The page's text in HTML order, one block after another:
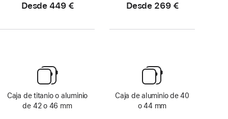
Desde 449 €
Caja de titanio o aluminio
de 42 o 46 mm
Desde 269 €
Caja de aluminio de 40
o 44 mm